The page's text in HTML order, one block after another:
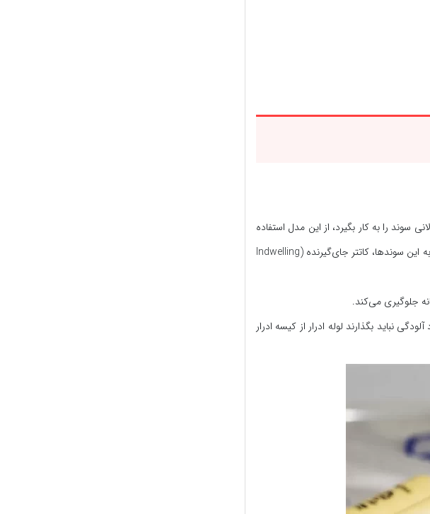
را به کار بگیرد، از این مدل استفاده
می‌کند، چرا که این سوندها به علت وجود بادکنکی در ابتدای مجرای خود، لیز نمی‌خورند و از مثانه خارج نمی‌شوند. به همین دلیل، به این سوندها، کاتتر جای‌گیرنده (Indwelling
جلوگیری می‌کند.
نباید بگذارند لوله ادرار از کیسه ادرار